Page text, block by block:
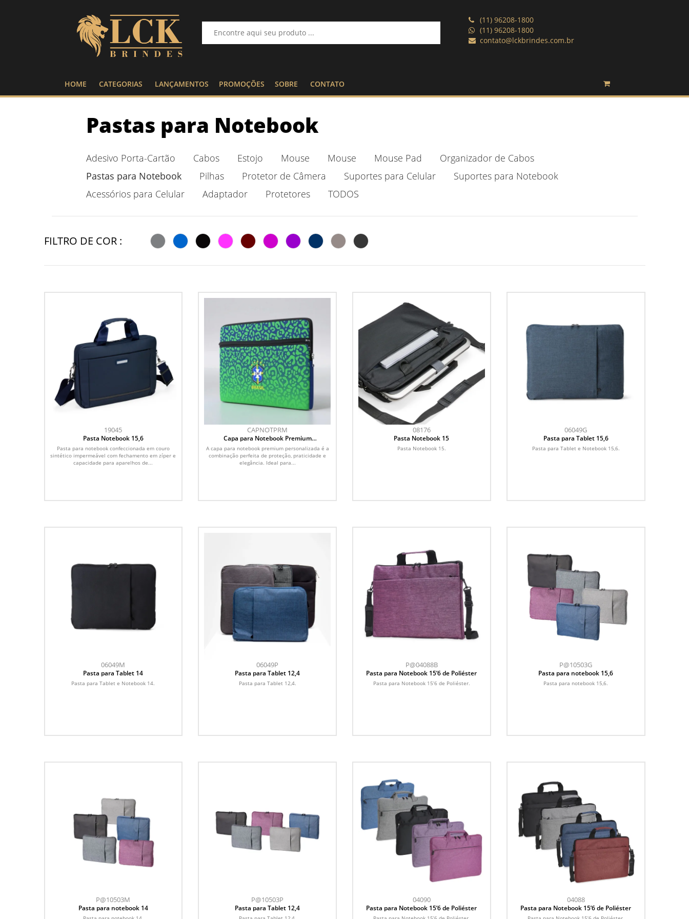
(11) 96208-1800
(11) 96208-1800
contato@lckbrindes.com.br
HOME CATEGORIAS LANÇAMENTOS PROMOÇÕES SOBRE CONTATO
Pastas para Notebook
Adesivo Porta-Cartão Cabos Estojo Mouse Mouse Mouse Pad
Organizador de Cabos
Pastas para Notebook
Pilhas Protetor de Câmera Suportes para Celular
Suportes para Notebook
Acessórios para Celular
Adaptador Protetores TODOS
FILTRO DE COR :
19045
Pasta Notebook 15,6
Pasta para notebook confeccionada em couro
sintético impermeável com fechamento em zíper e
capacidade para aparelhos de...
CAPNOTPRM
Capa para Notebook Premium
Personalizada
A capa para notebook premium personalizada é a
combinação perfeita de proteção, praticidade e
elegância. Ideal para...
08176
Pasta Notebook 15
Pasta Notebook 15.
06049G
Pasta para Tablet 15,6
Pasta para Tablet e Notebook 15,6.
06049M
Pasta para Tablet 14
Pasta para Tablet e Notebook 14.
06049P
Pasta para Tablet 12,4
Pasta para Tablet 12,4.
P@04088B
Pasta para Notebook 15’6 de Poliéster
Pasta para Notebook 15’6 de Poliéster.
P@10503G
Pasta para notebook 15,6
Pasta para notebook 15,6.
P@10503M
Pasta para notebook 14
P@10503P
Pasta para Tablet 12,4
04090
Pasta para Notebook 15’6 de Poliéster
04088
Pasta para Notebook 15’6 de Poliéster